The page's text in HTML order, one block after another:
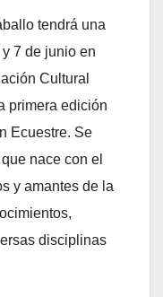
tendrá una
7 de junio en
Cultural
primera edición
Ecuestre. Se
nace con el
y amantes de la
disciplinas